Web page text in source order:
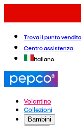
Trova il punto
Centro assistenza
Italiano
Volantino
Collezioni
Bambini